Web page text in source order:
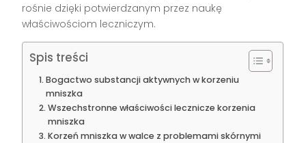
rośnie dzięki potwierdzanym przez naukę
właściwościom leczniczym.
Spis treści
Bogactwo substancji aktywnych w korzeniu
mniszka
Wszechstronne właściwości lecznicze korzenia
mniszka
Korzeń mniszka w walce z problemami skórnymi